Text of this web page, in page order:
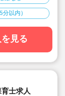
後に3日、半年
し代補助付き)ま
代は1分単位で
ど、福利厚生充
以内）
見る
士求人